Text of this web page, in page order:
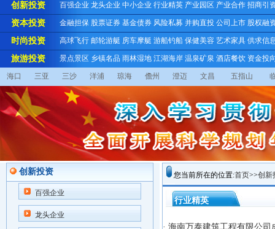
创新投资 百强企业 龙头企业 中小企业 行业精英 产业园区 产业合作 招商引
资本投资 金融担保 股票证券 基金债券 风险私募 并购直投 公司上市 股权融
时尚投资 高球飞行 邮轮游艇 房车摩艇 游船钓船 保健美容 艺术家具 供求信
旅游投资 景点景区 乡镇名品 雨林湿地 江湖海岸 温泉矿泉 酒店餐饮 资金投
海口 三亚 三沙 洋浦 琼海 儋州 澄迈 文昌 五指山
创新投资
百强企业
龙头企业
您当前所在的位置:首页>>创新
行业精英
· 海南万泰建筑工程有限公